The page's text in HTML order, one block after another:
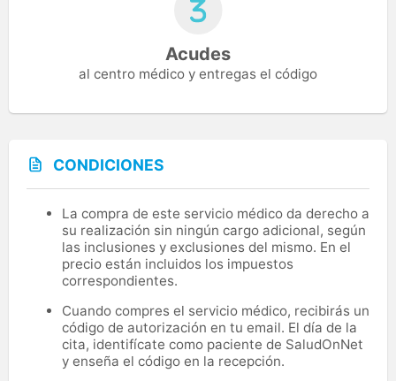
Acudes
al centro médico y entregas el código
CONDICIONES
La compra de este servicio médico da derecho a
su realización sin ningún cargo adicional, según
las inclusiones y exclusiones del mismo. En el
precio están incluidos los impuestos
correspondientes.
Cuando compres el servicio médico, recibirás un
código de autorización en tu email. El día de la
cita, identifícate como paciente de SaludOnNet
y enseña el código en la recepción.